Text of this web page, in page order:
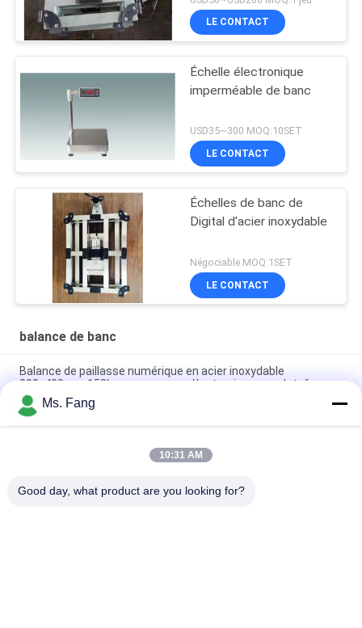
LE CONTACT
Échelle électronique
imperméable de banc
USD35~300 MOQ:10SET
LE CONTACT
Échelles de banc de
Digital d'acier inoxydable
Négociable MOQ:1SET
LE CONTACT
balance de banc
Balance de paillasse numérique en acier inoxydable
300x400mm 150kg avec pesage électronique sur plateforme
50*60 Balance électronique de faisceau Plateforme
numérique électronique Balances
Balance de paillasse étanche en acier inoxydable 304 de
Ms. Fang
10:31 AM
Good day, what product are you looking for?